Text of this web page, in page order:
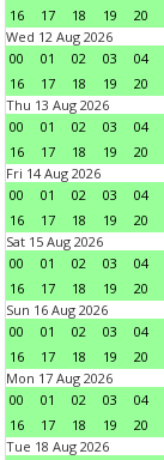
16
17 18 19 20
Wed 12 Aug 2026
00
01 02 03 04
16
17 18 19 20
Thu 13 Aug 2026
00
01 02 03 04
16
17 18 19 20
Fri 14 Aug 2026
00
01 02 03 04
16
17 18 19 20
Sat 15 Aug 2026
00
01 02 03 04
16
17 18 19 20
Sun 16 Aug 2026
00
01 02 03 04
16
17 18 19 20
Mon 17 Aug 2026
00
01 02 03 04
16
17 18 19 20
Tue 18 Aug 2026